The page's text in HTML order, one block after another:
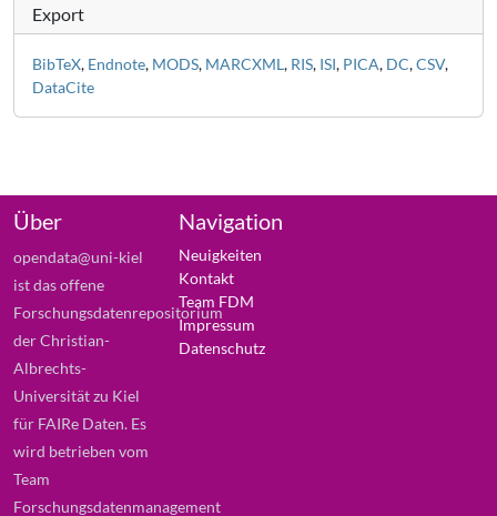
Export
BibTeX, Endnote, MODS, MARCXML, RIS, ISI, PICA, DC,CSV,
DataCite
Über
opendata@uni-kiel
ist das offene
Forschungsdatenrepositorium
der Christian-
Albrechts-
Universität zu Kiel
für FAIRe Daten. Es
wird betrieben vom
Team
Forschungsdatenmanagement
Navigation
Neuigkeiten
Kontakt
Team FDM
Impressum
Datenschutz